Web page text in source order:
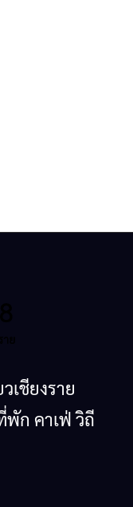
เชียงราย
พัก คาเฟ่ วิถี